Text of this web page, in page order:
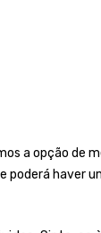
a opção de
haver